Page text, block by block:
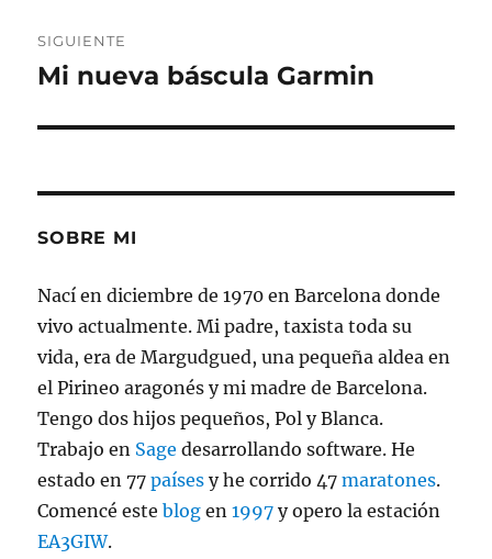
SIGUIENTE
Entrada
Mi nueva báscula Garmin
SOBRE MI
Nací en diciembre de 1970 en Barcelona donde
vivo actualmente. Mi padre, taxista toda su
vida, era de Margudgued, una pequeña aldea en
el Pirineo aragonés y mi madre de Barcelona.
Tengo dos hijos pequeños, Pol y Blanca.
Trabajo en Sage desarrollando software. He
estado en 77países y he corrido 47maratones.
Comencé esteblog en1997 y opero la estación
EA3GIW.